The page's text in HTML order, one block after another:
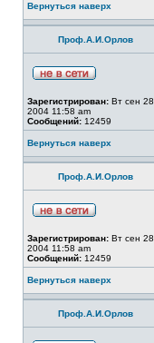
Вернуться наверх
Проф.А.И.Орлов
Зарегистрирован: Вт сен 28,
2004 11:58 am
Сообщений: 12459
Вернуться наверх
Проф.А.И.Орлов
Зарегистрирован: Вт сен 28,
2004 11:58 am
Сообщений: 12459
Вернуться наверх
Проф.А.И.Орлов